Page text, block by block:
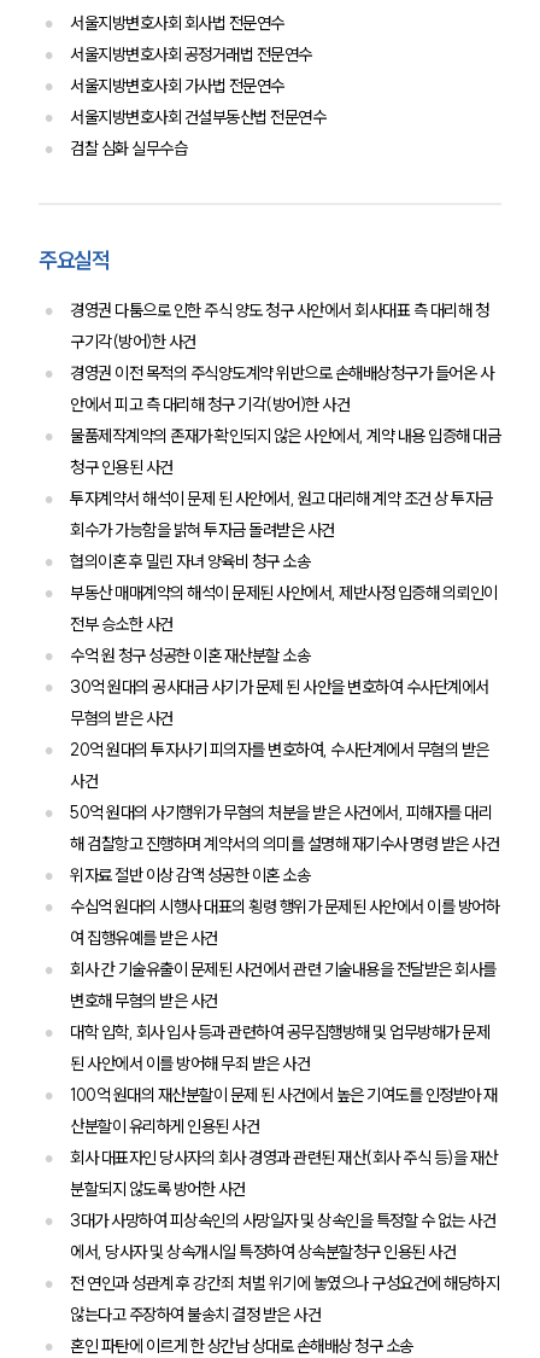
팀소개
팀소개
대륜의 강점
오시는 길
글로벌 파트너 로펌
고객의 소리
통합검색
AI대륜
서울지방변호사회 회사법 전문연수
서울지방변호사회 공정거래법 전문연수
서울지방변호사회 가사법 전문연수
서울지방변호사회 건설부동산법 전문연수
검찰 심화 실무수습
주요실적
경영권 다툼으로 인한 주식 양도 청구 사안에서 회사대표 측 대리해 청
구기각(방어)한 사건
경영권 이전 목적의 주식양도계약 위반으로 손해배상청구가 들어온 사
안에서 피고 측 대리해 청구 기각(방어)한 사건
물품제작계약의 존재가 확인되지 않은 사안에서, 계약 내용 입증해 대금
청구 인용된 사건
투자계약서 해석이 문제 된 사안에서, 원고 대리해 계약 조건 상 투자금
회수가 가능함을 밝혀 투자금 돌려받은 사건
협의이혼 후 밀린 자녀 양육비 청구 소송
부동산 매매계약의 해석이 문제된 사안에서, 제반사정 입증해 의뢰인이
전부 승소한 사건
수억 원 청구 성공한 이혼 재산분할 소송
30억 원대의 공사대금 사기가 문제 된 사안을 변호하여 수사단계에서
무혐의 받은 사건
20억 원대의 투자사기 피의자를 변호하여, 수사단계에서 무혐의 받은
사건
50억 원대의 사기행위가 무혐의 처분을 받은 사건에서, 피해자를 대리
해 검찰항고 진행하며 계약서의 의미를 설명해 재기수사 명령 받은 사건
위자료 절반 이상 감액 성공한 이혼 소송
수십억 원대의 시행사 대표의 횡령 행위가 문제된 사안에서 이를 방어하
여 집행유예를 받은 사건
회사 간 기술유출이 문제된 사건에서 관련 기술내용을 전달받은 회사를
변호해 무혐의 받은 사건
대학 입학, 회사 입사 등과 관련하여 공무집행방해 및 업무방해가 문제
된 사안에서 이를 방어해 무죄 받은 사건
100억 원대의 재산분할이 문제 된 사건에서 높은 기여도를 인정받아 재
산분할이 유리하게 인용된 사건
회사 대표자인 당사자의 회사 경영과 관련된 재산(회사 주식 등)을 재산
분할되지 않도록 방어한 사건
3대가 사망하여 피상속인의 사망일자 및 상속인을 특정할 수 없는 사건
에서, 당사자 및 상속개시일 특정하여 상속분할청구 인용된 사건
전 연인과 성관계 후 강간죄 처벌 위기에 놓였으나 구성요건에 해당하지
않는다고 주장하여 불송치 결정 받은 사건
혼인 파탄에 이르게 한 상간남 상대로 손해배상 청구 소송